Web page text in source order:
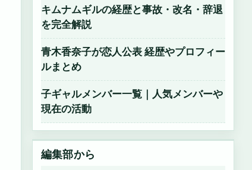
キムナムギルの経歴と事故・改名・辞退
を完全解説
青木香奈子が恋人公表 経歴やプロフィー
ルまとめ
子ギャルメンバー一覧｜人気メンバーや
現在の活動
編集部から